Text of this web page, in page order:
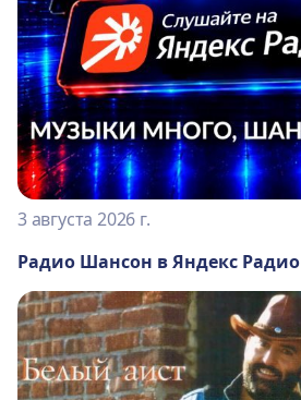
3 августа 2026 г.
Радио Шансон в Яндекс Радио